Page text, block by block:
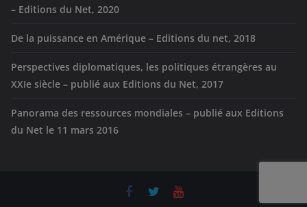
– Editions du Net, 2020
De la puissance en Amérique – Editions du net, 2018
Perspectives diplomatiques, les politiques étrangères au
XXIe siècle – publié aux Editions du Net, 2017
Panorama des ressources mondiales – publié aux Editions
du Net le 11 mars 2016